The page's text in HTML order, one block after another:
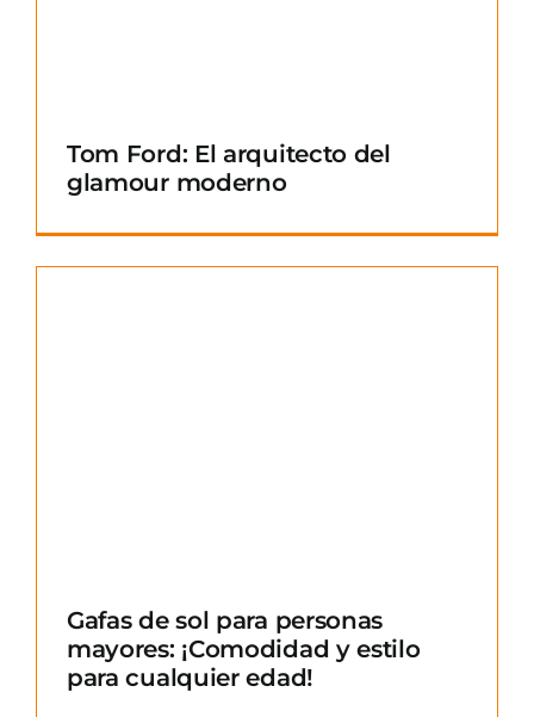
Tom Ford: El arquitecto del
glamour moderno
Gafas de sol para personas
mayores: ¡Comodidad y estilo
para cualquier edad!